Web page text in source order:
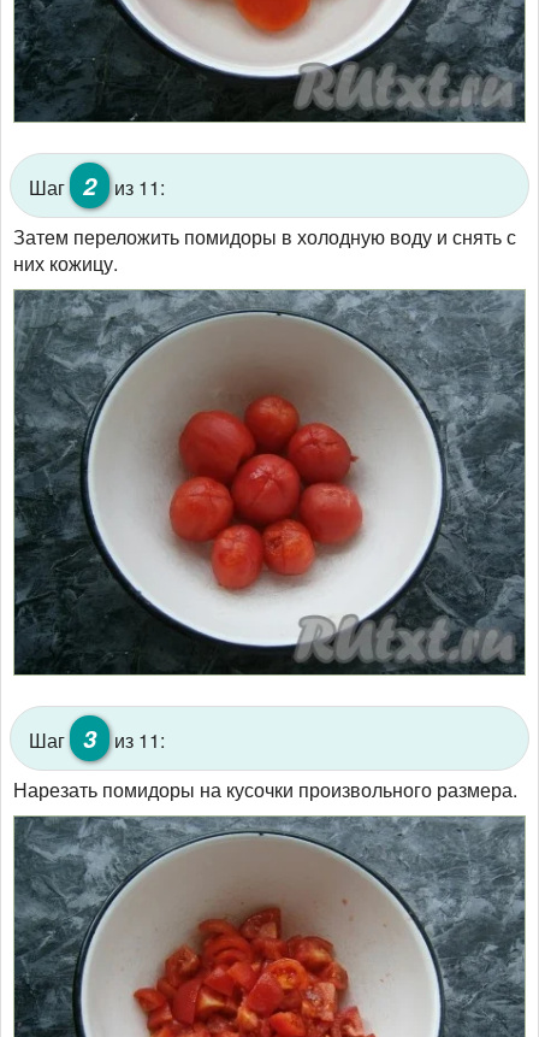
Шаг 2
из 11:
Затем переложить помидоры в холодную воду и снять с
них кожицу.
Шаг 3
из 11:
Нарезать помидоры на кусочки произвольного размера.